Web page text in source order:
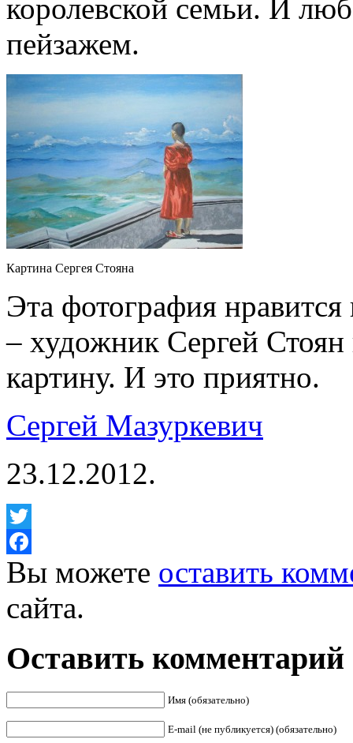
королевской семьи. И
пейзажем.
Картина Сергея Стояна
Эта фотография
– художник Сергей
картину. И это приятно.
Сергей Мазуркевич
23.12.2012.
Twitter
Facebook
Вы можете оставить
сайта.
Оставить комментарий
Имя (обязательно)
E-mail (не публикуется) (обязательно)